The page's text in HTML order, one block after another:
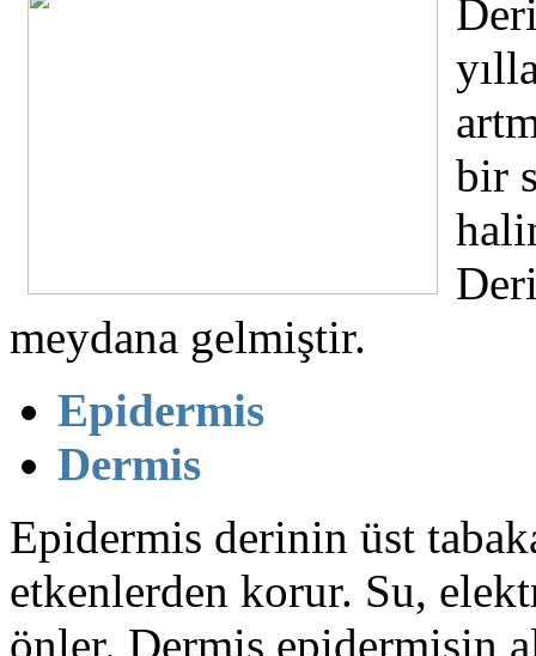
bir
meydana gelmiştir.
Epidermis
Dermis
Epidermis derinin üst
etkenlerden korur. Su,
önler. Dermis epidermisin